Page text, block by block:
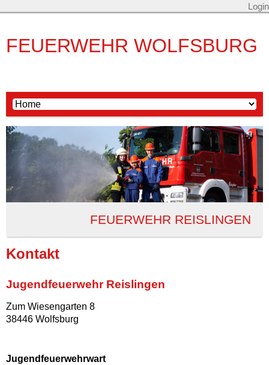
Login
FEUERWEHR WOLFSBURG
FEUERWEHR REISLINGEN
Kontakt
Jugendfeuerwehr Reislingen
Zum Wiesengarten 8
38446 Wolfsburg
Jugendfeuerwehrwart